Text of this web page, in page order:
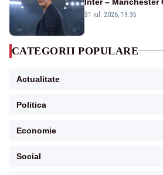
mai cumpărați și de
31 iul. 2026, 19:35
CATEGORII POPULARE
Actualitate
Politica
Economie
Social